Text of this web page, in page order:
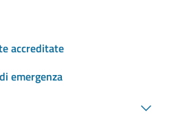
accreditate
emergenza